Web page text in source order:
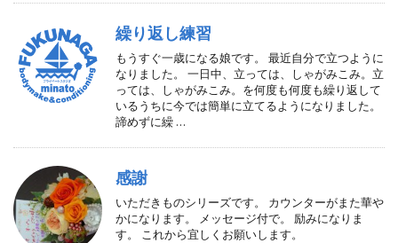
繰り返し練習
もうすぐ一歳になる娘です。 最近自分で立つように
なりました。 一日中、立っては、しゃがみこみ。立
っては、しゃがみこみ。を何度も何度も繰り返して
いるうちに今では簡単に立てるようになりました。
諦めずに繰 …
感謝
いただきものシリーズです。 カウンターがまた華や
かになります。 メッセージ付で。 励みになりま
す。 これから宜しくお願いします。